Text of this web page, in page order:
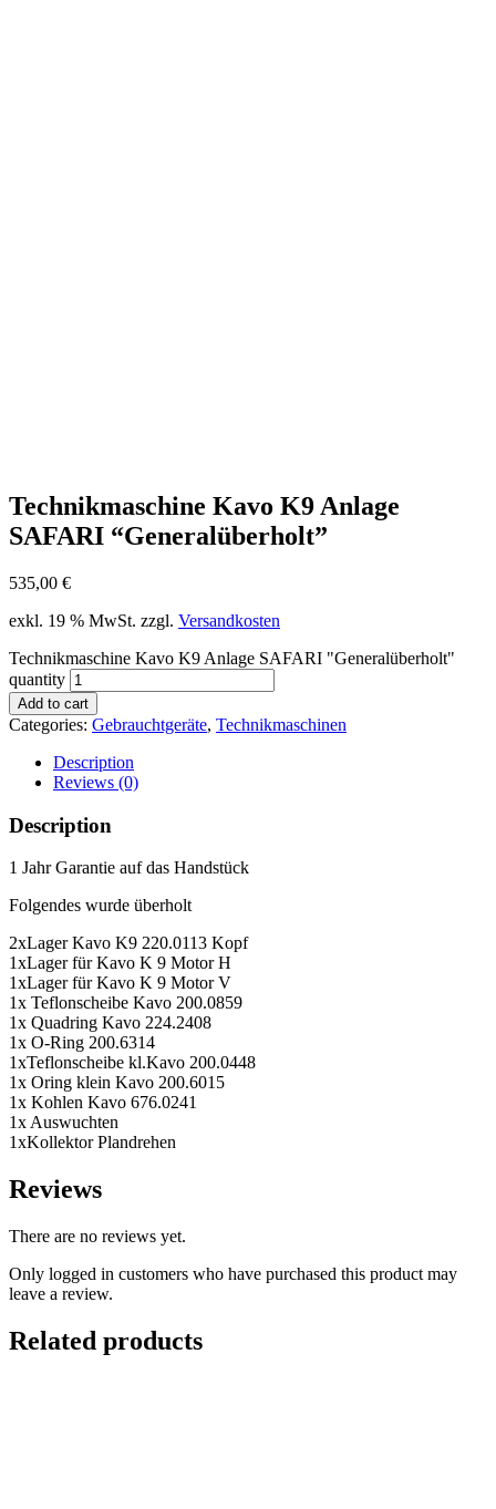
Technikmaschine Kavo K9 Anlage
SAFARI “Generalüberholt”
535,00 €
exkl. 19 % MwSt. zzgl. Versandkosten
Technikmaschine Kavo K9 Anlage SAFARI "Generalüberholt"
quantity
Add to cart
Categories: Gebrauchtgeräte, Technikmaschin​en
Description
Reviews (0)
Description
1 Jahr Garantie auf das Handstück
Folgendes wurde überholt
2xLager Kavo K9 220.0113 Kopf
1xLager für Kavo K 9 Motor H
1xLager für Kavo K 9 Motor V
1x Teflonscheibe Kavo 200.0859
1x Quadring Kavo 224.2408
1x O-Ring 200.6314
1xTeflonscheibe kl.Kavo 200.0448
1x Oring klein Kavo 200.6015
1x Kohlen Kavo 676.0241
1x Auswuchten
1xKollektor Plandrehen
Reviews
There are no reviews yet.
Only logged in customers who have purchased this product may
leave a review.
Related products